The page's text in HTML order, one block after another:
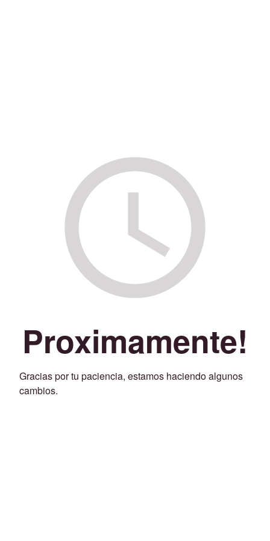
Proximamente!
Gracias por tu paciencia, estamos haciendo algunos
cambios.